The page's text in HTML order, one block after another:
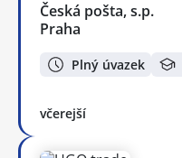
Česká pošta, s.p.
Praha
Plný úvazek
včerejší